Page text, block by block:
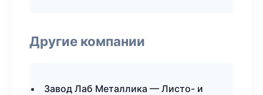
Другие компании
Завод Лаб Металлика — Листо- и